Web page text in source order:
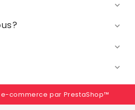




commerce par PrestaShop™